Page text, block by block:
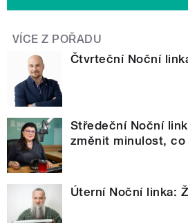
VÍCE Z POŘADU
Čtvrteční Noční
Středeční Noční
změnit minulost,
Úterní Noční linka: